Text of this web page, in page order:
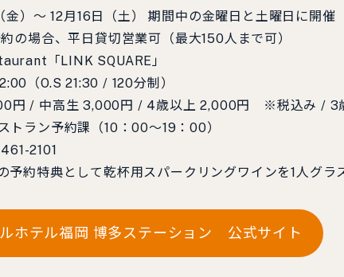
金）～ 12月16日（土） 期間中の金曜日と土曜日に開催
の場合、平日貸切営業可（最大150人まで可）
「LINK SQUARE」
（O.S 21:30 / 120分制）
円 / 中高生 3,000円 / 4歳以上 2,000円 ※税込み / 3
トラン予約課（10：00～19：00）
2101
予約特典として乾杯用スパークリングワインを1人グラ
ホテル福岡 博多ステーション 公式サイト